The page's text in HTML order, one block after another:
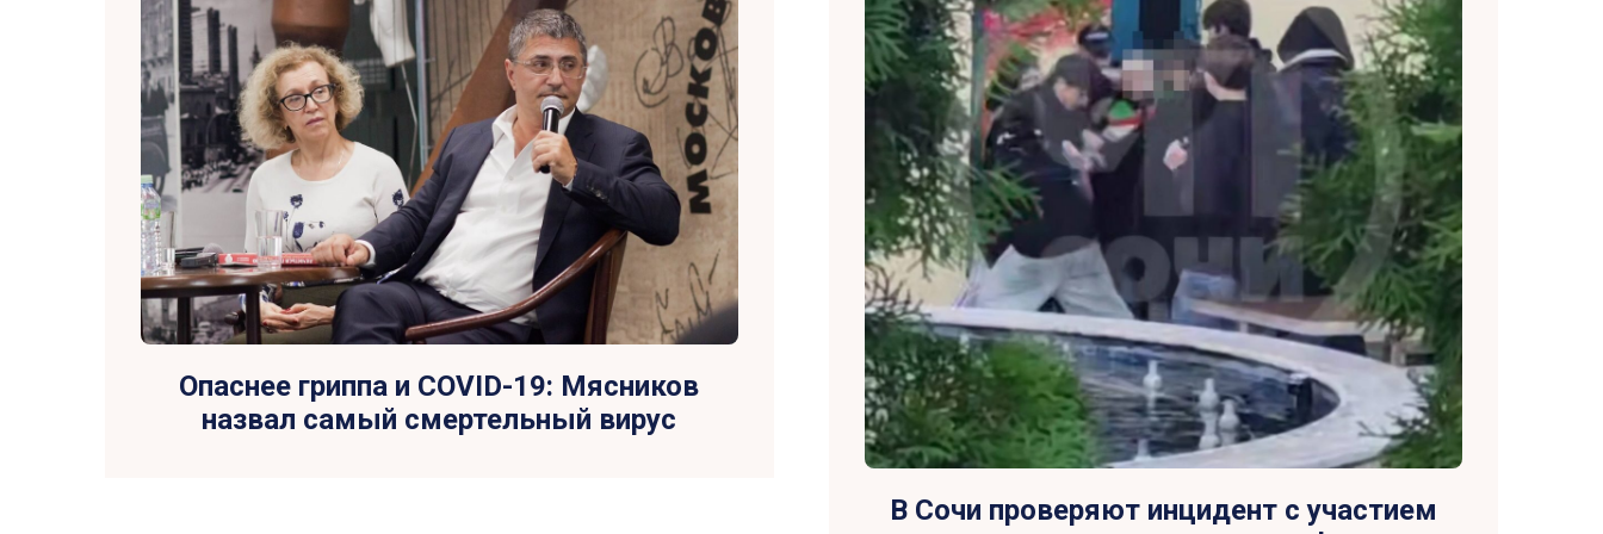
Опаснее гриппа и COVID-19: Мясников
назвал самый смертельный вирус
В Сочи проверяют инцидент с участием